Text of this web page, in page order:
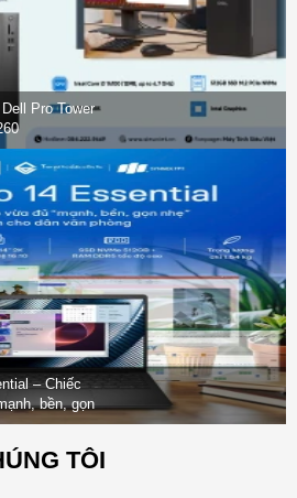
Pro Tower
– Chiếc
bền, gọn
văn phòng
TÔI